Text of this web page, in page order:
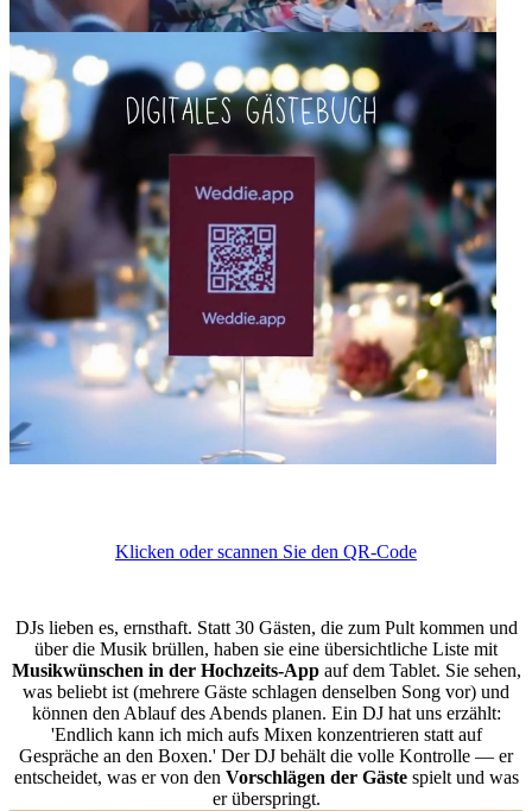
Klicken oder scannen Sie den QR-Code
DJs lieben es, ernsthaft. Statt 30 Gästen, die zum Pult kommen und
über die Musik brüllen, haben sie eine übersichtliche Liste mit
Musikwünschen in der Hochzeits-Appauf dem Tablet. Sie sehen,
was beliebt ist (mehrere Gäste schlagen denselben Song vor) und
können den Ablauf des Abends planen. Ein DJ hat uns erzählt:
'Endlich kann ich mich aufs Mixen konzentrieren statt auf
Gespräche an den Boxen.' Der DJ behält die volle Kontrolle — er
entscheidet, was er von den Vorschlägen der Gästespielt und was
er überspringt.